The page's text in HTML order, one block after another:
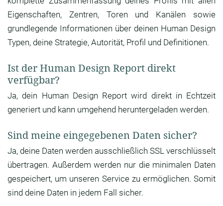
Eigenschaften, Zentren, Toren und Kanälen sowie
grundlegende Informationen über deinen Human Design
Typen, deine Strategie, Autorität, Profil und Definitionen.
Ist der Human Design Report direkt
verfügbar?
Ja, dein Human Design Report wird direkt in Echtzeit
generiert und kann umgehend heruntergeladen werden.
Sind meine eingegebenen Daten sicher?
Ja, deine Daten werden ausschließlich SSL verschlüsselt
übertragen. Außerdem werden nur die minimalen Daten
gespeichert, um unseren Service zu ermöglichen. Somit
sind deine Daten in jedem Fall sicher.